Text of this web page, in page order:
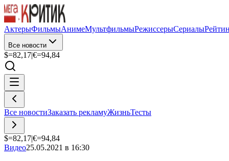
АктерыФильмыАнимеМультфильмыРежиссерыСериалы
Все новости
$=82,17|€=94,84
Все новостиЗаказать рекламуЖизньТесты
$=82,17|€=94,84
Видео25.05.2021 в 16:30